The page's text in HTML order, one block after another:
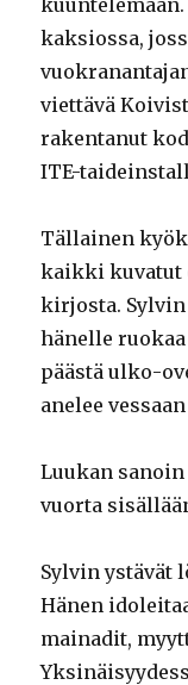
kaksiossa,
viettävä
rakentanut
ITE-
Tällainen
kaikki kuvatut
kirjosta.
hänelle
päästä ulko-
anelee
Luukan
vuorta
Sylvin ystävät
Hänen
mainadit,